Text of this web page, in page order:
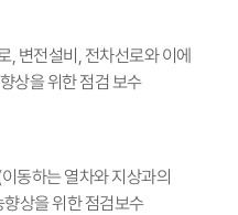
, 변전설비, 전차선로와 이에
상을 위한 점검 보수
동하는 열차와 지상과의
상을 위한 점검보수